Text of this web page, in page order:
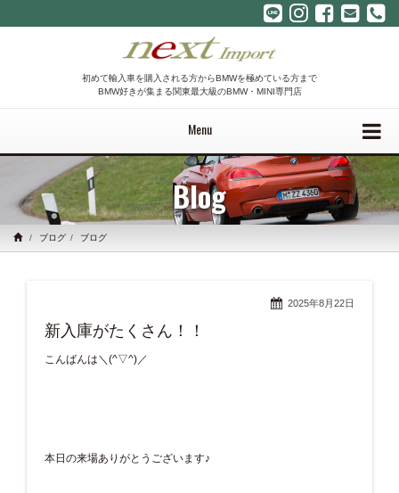
初めて輸入車を購入される方からBMWを極めている方まで
BMW好きが集まる関東最大級のBMW・MINI専門店
Menu
Blog
ブログ ブログ
2025年8月22日
新入庫がたくさん！！
こんばんは＼(^▽^)／
本日の来場ありがとうございます♪